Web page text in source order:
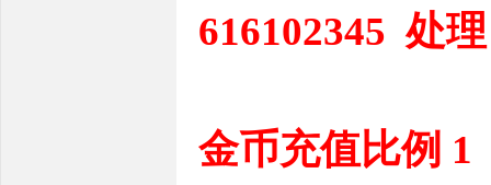
616102345 处理
金币充值比例